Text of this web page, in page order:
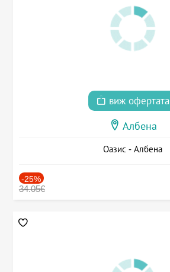
виж офертата
Албена
Оазис - Албена
-25%
34.05€